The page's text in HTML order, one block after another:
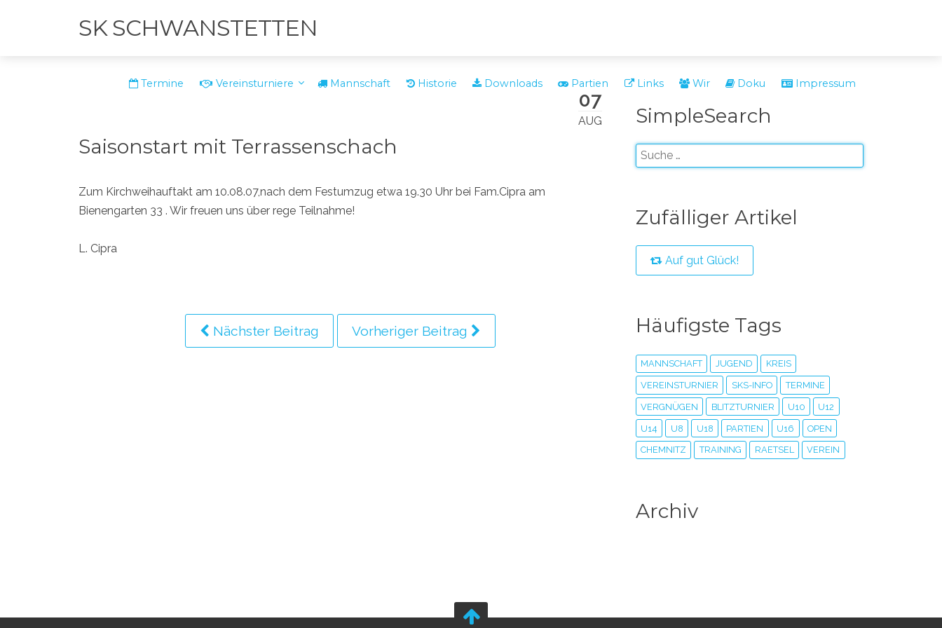
SK SCHWANSTETTEN
Termine Vereinsturniere Mannschaft Historie Downloads Partien Links Wir Doku Impressum
07
AUG
Saisonstart mit Terrassenschach
Zum Kirchweihauftakt am 10.08.07,nach dem Festumzug etwa 19.30 Uhr bei Fam.Cipra am
Bienengarten 33 . Wir freuen uns über rege Teilnahme!
L. Cipra
Nächster Beitrag Vorheriger Beitrag
SimpleSearch
Zufälliger Artikel
Auf gut Glück!
Häufigste Tags
MANNSCHAFT JUGEND KREIS
VEREINSTURNIER SKS-INFO TERMINE
VERGNÜGEN BLITZTURNIER U10 U12
U14 U8 U18 PARTIEN U16 OPEN
CHEMNITZ TRAINING RAETSEL VEREIN
Archiv